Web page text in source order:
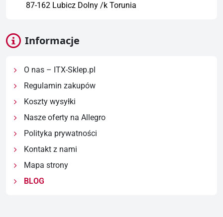
87-162 Lubicz Dolny /k Torunia
Informacje
O nas – ITX-Sklep.pl
Regulamin zakupów
Koszty wysyłki
Nasze oferty na Allegro
Polityka prywatności
Kontakt z nami
Mapa strony
BLOG